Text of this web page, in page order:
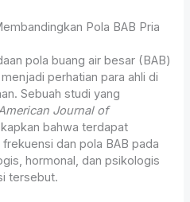
Pola BAB Pria
pola buang air besar (BAB)
perhatian para ahli di
Sebuah studi yang
Journal of
bahwa terdapat
dan pola BAB pada
hormonal, dan psikologis
tersebut.